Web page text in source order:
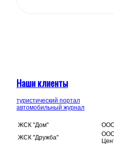
Наши клиенты
туристический портал
автомобильный журнал
ЖСК "Дом"
ЖСК "Дружба"